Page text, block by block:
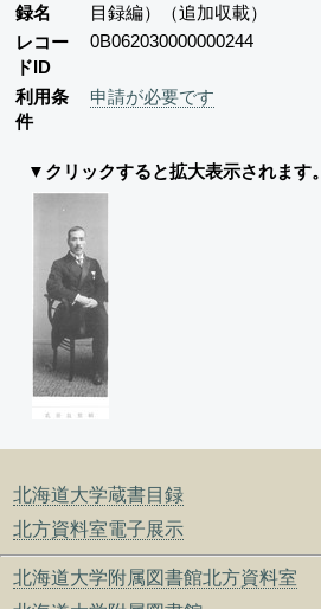
北海道大学蔵書目録
北方資料室電子展示
北海道大学附属図書館北方資料室
録名
目録編）（追加収載）
レコー
ドID
0B062030000000244
利用条
件
申請が必要です
▼クリックすると拡大表示されます。